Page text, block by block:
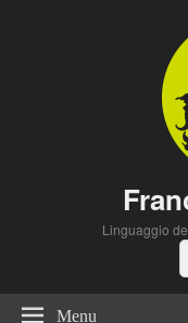
Linguaggio
Menu